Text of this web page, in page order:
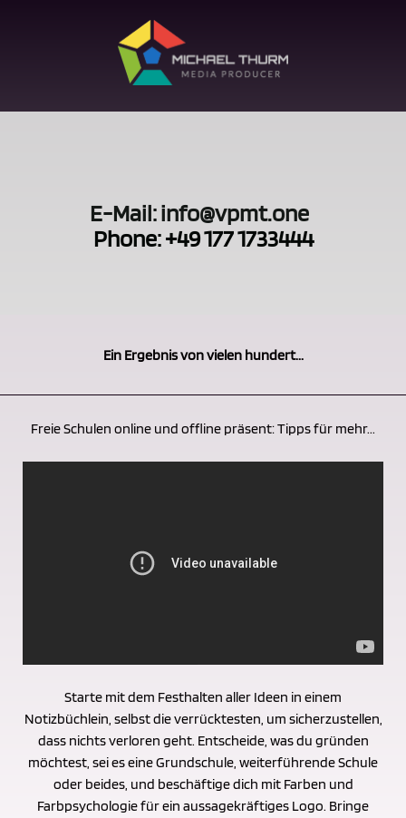
E-Mail: info@vpmt.one
Phone: +49 177 1733444
Ein Ergebnis von vielen hundert...
Freie Schulen online und offline präsent: Tipps für mehr...
Starte mit dem Festhalten aller Ideen in einem
Notizbüchlein, selbst die verrücktesten, um sicherzustellen,
dass nichts verloren geht. Entscheide, was du gründen
möchtest, sei es eine Grundschule, weiterführende Schule
oder beides, und beschäftige dich mit Farben und
Farbpsychologie für ein aussagekräftiges Logo. Bringe